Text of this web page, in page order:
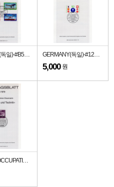
GERMANY(독일)-#B558~561(4종)-DORNIER WAL, 1922(고래)-기념인 멕시멈카드(MAXIMUMCARD)-1979.4.5일 GERMANY(독일)-#1290-50pf-EMBLEMS OF ROAD RESCUE SERVICES(도로 구조 서비스)-기념인 멕시멈카드(MAXIMUMCARD)-1979.2.14일
5,000 원
GERMAN OCCUPATION STAMPS(베르린)-#9N375-230pf-FRANKFURT AIRPORT(프랑크푸르트 공항)-기념인 멕시멈카드(MAXIMUMCARD)-1979.5.17일